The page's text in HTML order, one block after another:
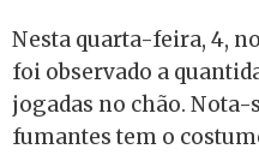
Nesta quarta-feira, 4,
foi observado a
jogadas no chão. Nota-
fumantes tem o